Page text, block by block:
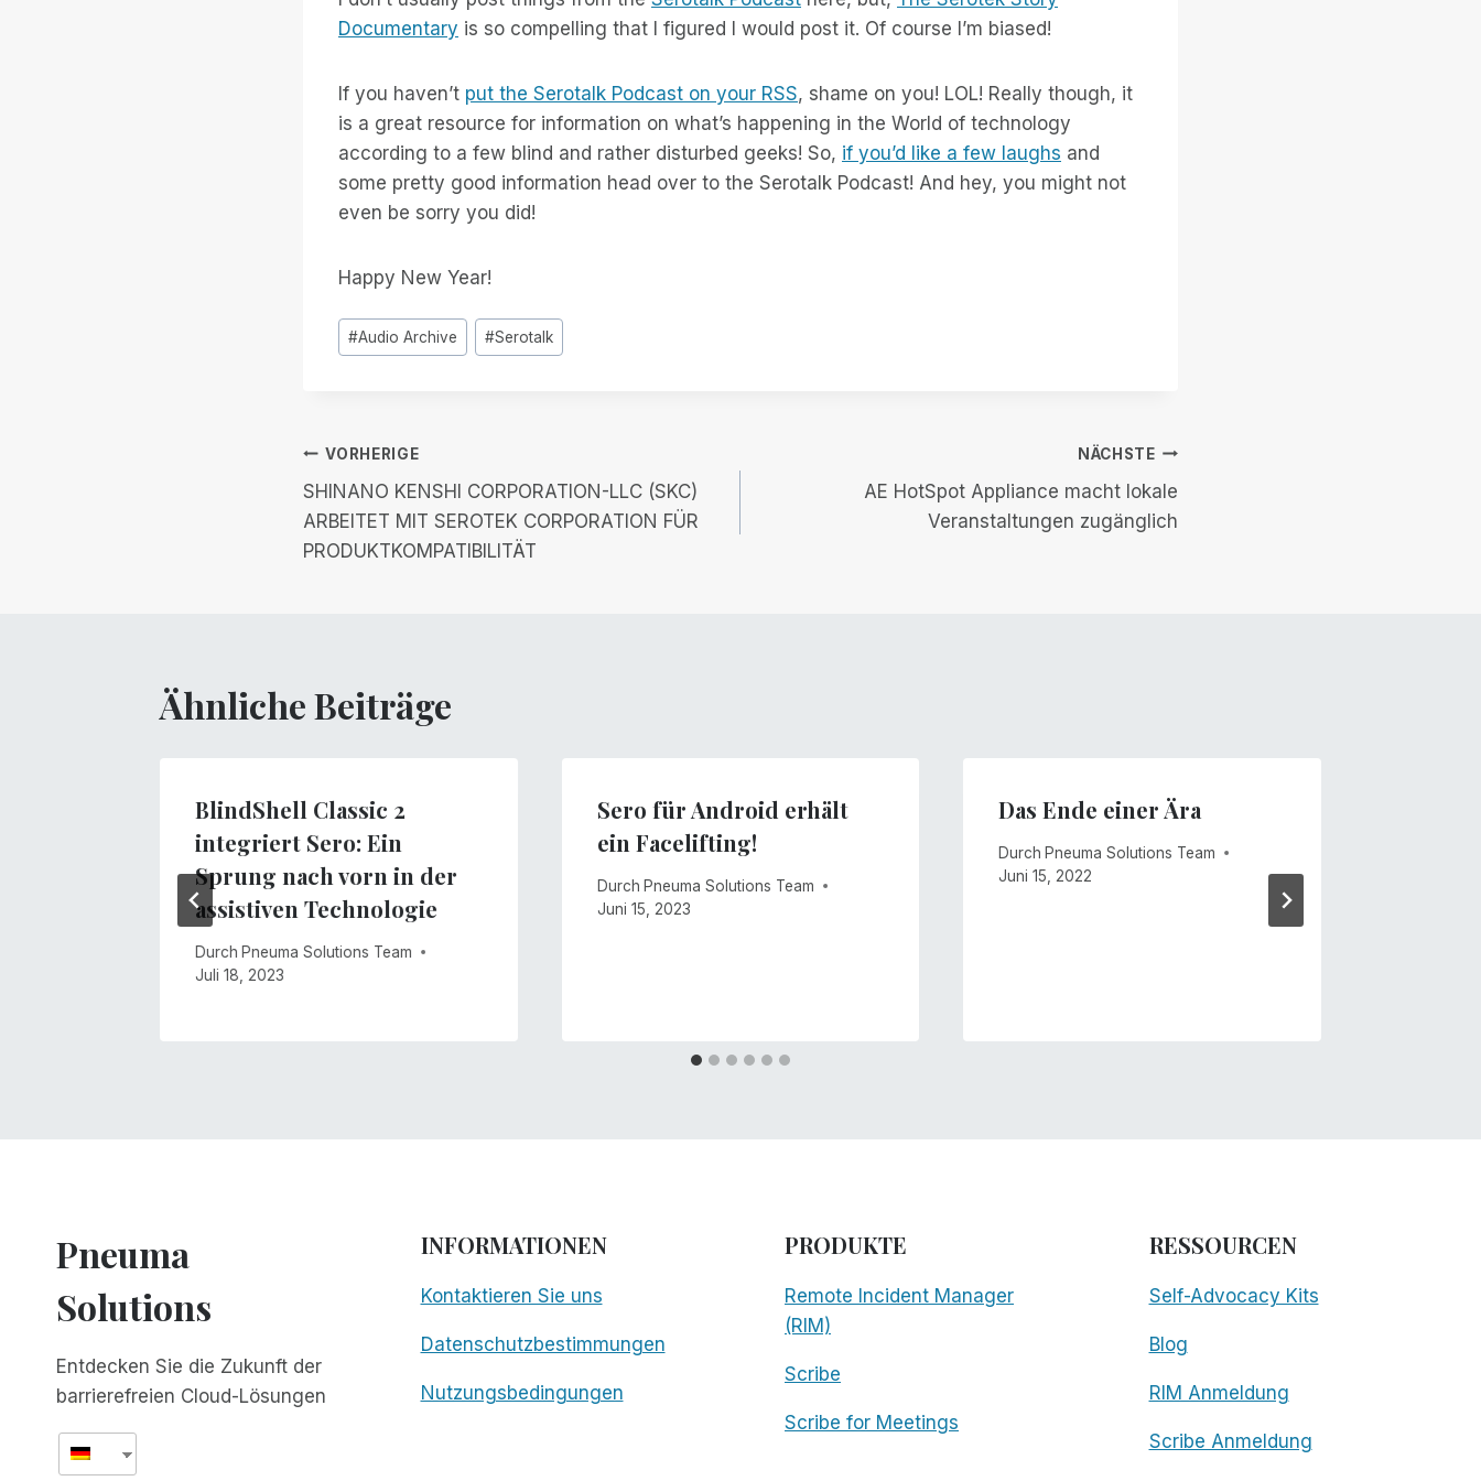
Documentary is so compelling that I figured I would post it. Of course I’m biased!
If you haven’t put the Serotalk Podcast on your RSS, shame on you! LOL! Really though, it
is a great resource for information on what’s happening in the World of technology
according to a few blind and rather disturbed geeks! So, if you’d like a few laughs and
some pretty good information head over to the Serotalk Podcast! And hey, you might not
even be sorry you did!
Happy New Year!
Post
Tags:
#Audio Archive #Serotalk
Beitrags-
Navigation
VORHERIGE
SHINANO KENSHI CORPORATION-LLC (SKC)
ARBEITET MIT SEROTEK CORPORATION FÜR
PRODUKTKOMPATIBILITÄT
NÄCHSTE
AE HotSpot Appliance macht lokale
Veranstaltungen zugänglich
Ähnliche Beiträge
BlindShell Classic 2
integriert Sero: Ein
Sprung nach vorn in der
assistiven Technologie
Durch Pneuma Solutions Team
Juli 18, 2023
Sero für Android erhält
ein Facelifting!
Durch Pneuma Solutions Team
Juni 15, 2023
Das Ende einer Ära
Durch Pneuma Solutions Team
Juni 15, 2022
Pneuma
Solutions
Entdecken Sie die Zukunft der
barrierefreien Cloud-Lösungen
INFORMATIONEN
Kontaktieren Sie uns
Datenschutzbestimmungen
Nutzungsbedingungen
PRODUKTE
Remote Incident Manager
(RIM)
Scribe
Scribe for Meetings
RESSOURCEN
Self-Advocacy Kits
Blog
RIM Anmeldung
Scribe Anmeldung